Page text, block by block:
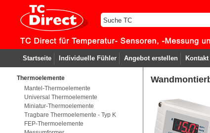
Startseite Individuelle Fühler Angebot erstellen Kontakt
Thermoelemente
Mantel-Thermoelemente
Universal Thermoelemente
Miniatur-Thermoelemente
Tragbare Thermoelemente - Typ K
FEP-Thermoelemente